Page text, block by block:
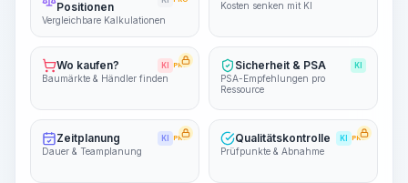
Positionen
Vergleichbare Kalkulationen
Kosten senken mit KI
Wo kaufen? KI PRO
Baumärkte & Händler finden
Sicherheit & PSA KI
PSA-Empfehlungen pro
Ressource
Zeitplanung KI PRO
Dauer & Teamplanung
Qualitätskontrolle KI PRO
Prüfpunkte & Abnahme